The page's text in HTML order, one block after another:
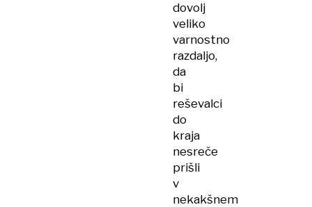
dovolj
veliko
varnostno
razdaljo,
da
bi
reševalci
do
kraja
nesreče
prišli
v
nekakšnem